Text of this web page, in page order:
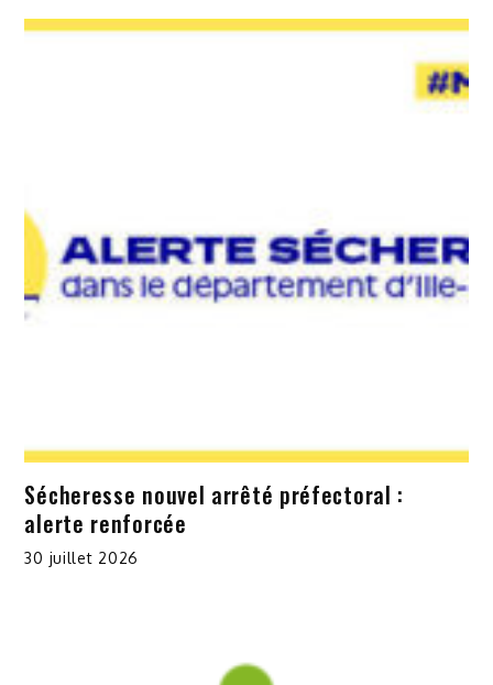
Sécheresse nouvel arrêté préfectoral :
alerte renforcée
30 juillet 2026